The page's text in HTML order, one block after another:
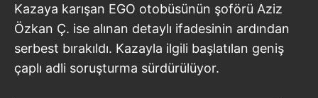
Kazaya karışan EGO otobüsünün şoförü Aziz
Özkan Ç. ise alınan detaylı ifadesinin ardından
serbest bırakıldı. Kazayla ilgili başlatılan geniş
çaplı adli soruşturma sürdürülüyor.